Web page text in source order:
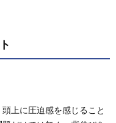
上に圧迫感を感じること